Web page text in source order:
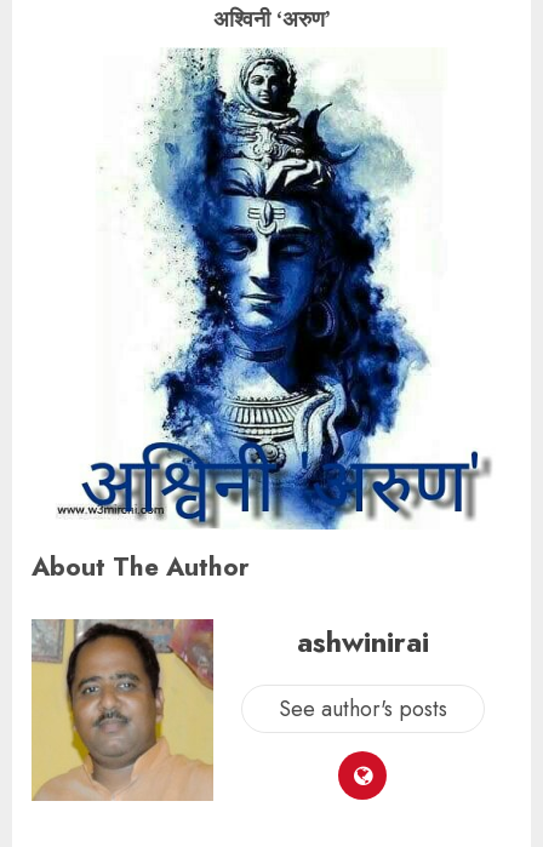
अश्विनी ‘अरुण’
About The Author
ashwinirai
See author's posts